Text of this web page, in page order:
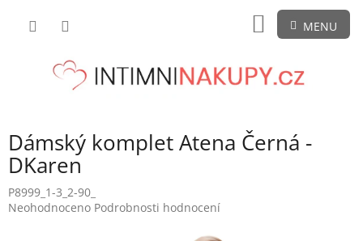
NÁKUPNÍ
KOŠÍK
Dámský komplet Atena Černá -
DKaren
P8999_1-3_2-90_
Průměrné
Neohodnoceno Podrobnosti hodnocení